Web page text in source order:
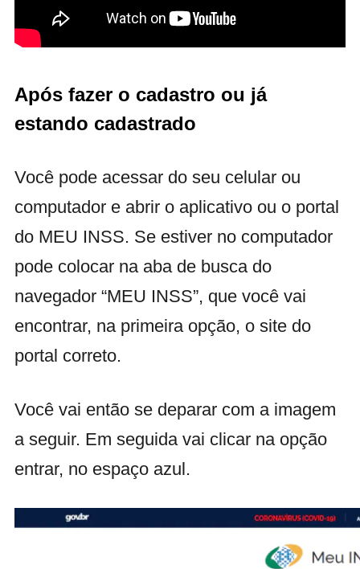
Após fazer o cadastro ou já
estando cadastrado
Você pode acessar do seu celular ou
computador e abrir o aplicativo ou o portal
do MEU INSS. Se estiver no computador
pode colocar na aba de busca do
navegador “MEU INSS”, que você vai
encontrar, na primeira opção, o site do
portal correto.
Você vai então se deparar com a imagem
a seguir. Em seguida vai clicar na opção
entrar, no espaço azul.